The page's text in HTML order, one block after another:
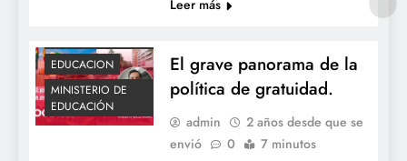
Leer más
EDUCACION
MINISTERIO DE
EDUCACIÓN
El grave panorama de la
política de gratuidad.
admin
2 años desde que se
envió
0 7 minutos